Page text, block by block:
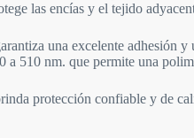
las encías y el tejido
una excelente adhesión y
a 510 nm. que permite una
protección confiable y de